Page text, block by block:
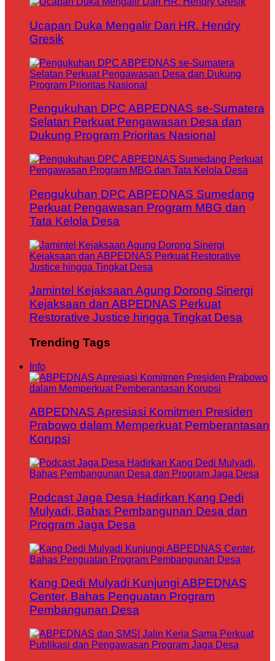
Ucapan Duka Mengalir Dari HR. Hendry
Gresik
Pengukuhan DPC ABPEDNAS se-Sumatera
Selatan Perkuat Pengawasan Desa dan
Dukung Program Prioritas Nasional
Pengukuhan DPC ABPEDNAS Sumedang
Perkuat Pengawasan Program MBG dan
Tata Kelola Desa
Jamintel Kejaksaan Agung Dorong Sinergi
Kejaksaan dan ABPEDNAS Perkuat
Restorative Justice hingga Tingkat Desa
Trending Tags
Info
ABPEDNAS Apresiasi Komitmen Presiden
Prabowo dalam Memperkuat Pemberantasan
Korupsi
Podcast Jaga Desa Hadirkan Kang Dedi
Mulyadi, Bahas Pembangunan Desa dan
Program Jaga Desa
Kang Dedi Mulyadi Kunjungi ABPEDNAS
Center, Bahas Penguatan Program
Pembangunan Desa